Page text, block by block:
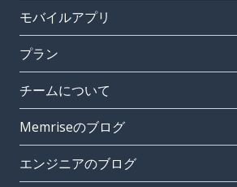
モバイルアプリ
プラン
チームについて
Memriseのブログ
エンジニアのブログ